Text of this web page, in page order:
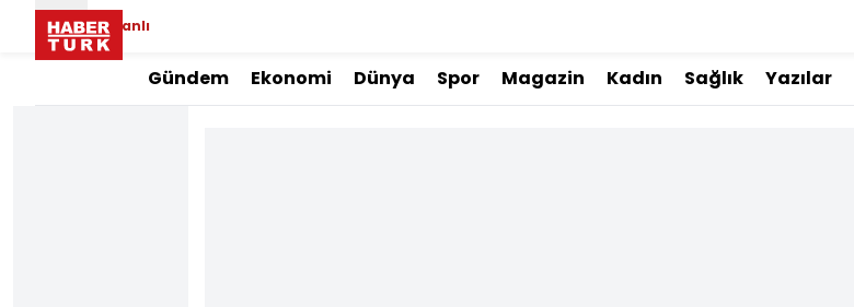
Canlı
Gündem Ekonomi Dünya Spor Magazin Kadın Sağlık Yazılar